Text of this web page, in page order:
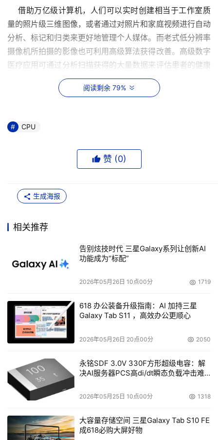
借助万亿级计算机，人们可以实时创建相当于工作室质
量的照片级三维图像，或者通过对照片和家庭视频进行自动
分析、标记和归类来更好地管理个人媒体。而老式低分辨率
摄像机所拍摄的影像也可利用高级算法获得改善。高级数字
医疗应用可通过分析扫描获得的大量数据来评估患者的健康
状况，以辅助医生实时制订决策。万亿级技术的本质，就是
能够主要通过并行执行多项任务来实时处理此类复杂计算。
相关专家预计，未来围绕万亿级架构将会产生出使用数
让这些设备变得可扩展、可适应和可编程，英特尔可帮助将
整个行业引领至一个全新的时代，届时更加引人入胜、充满
用于挖掘和解释全球不断增长的数据，并以更高效的方式完
决策为用户提供建议。这种代理能够在浩如烟海的数字视频
集中进行搜索，找到特定的人或事件，甚至能够根据用户期
而，这些优势并不是只有游戏玩家才能享受到的。现在，人
们正在开发用于协作和教育领域的交互式虚拟环境，例如通
过与虚拟的讲母语的人进行互动来学习语言，或是在模拟的
人体上医生处理紧急情况。
厂商发力 海量计算不遥远
针对海量计算的前景，英特尔已开发出一款新原型芯
一晶粒。这是横扫半导体行业的设计变革的最新标志。
阅读剩余 79%
CPU
赞 (0)
生成海报
相关推荐
告别炫技时代 三星Galaxy系列让创新AI
功能成为“标配”
2026年05月26日 10点00分 1719
618 办公装备升级指南：AI 加持三星
Galaxy Tab S11 ，高效办公更顺心
2026年05月26日 20点00分 2050
永铭SDF 3.0V 330F方形超级电容：解
决AI服务器PCS高di/dt瞬态负载冲击难
2026年05月25日 10点00分 1318
大容量存储空间 三星Galaxy Tab S10 FE
成618必购大屏好物